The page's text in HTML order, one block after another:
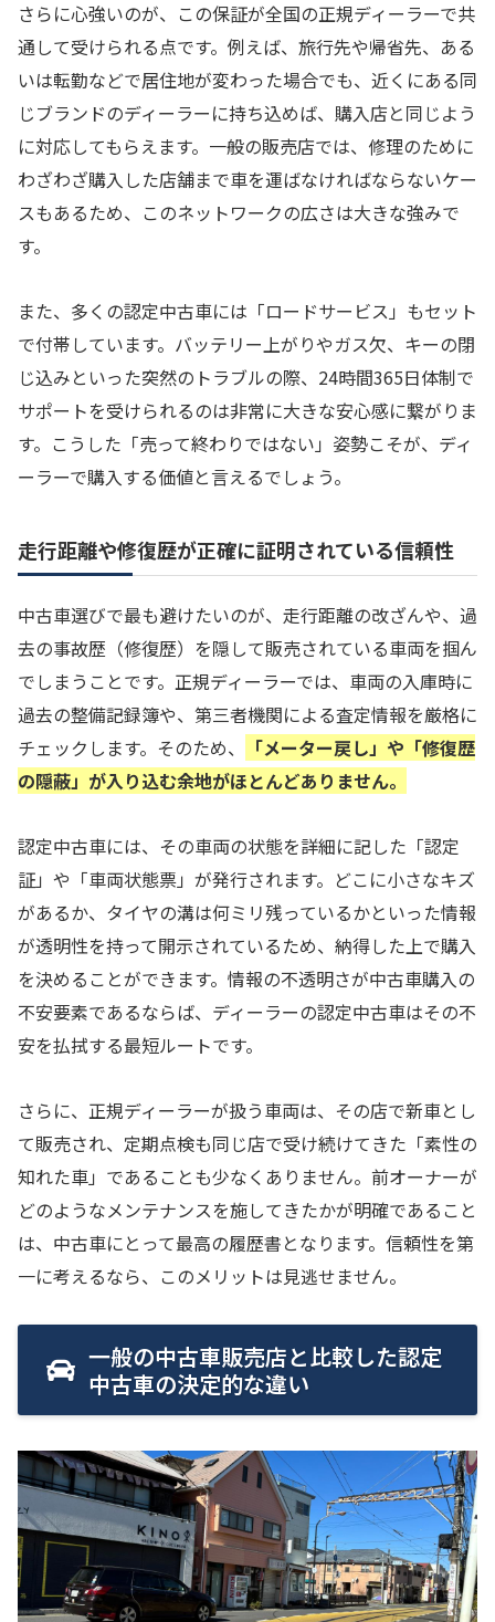
さらに心強いのが、この保証が全国の正規ディーラーで共
通して受けられる点です。例えば、旅行先や帰省先、ある
いは転勤などで居住地が変わった場合でも、近くにある同
じブランドのディーラーに持ち込めば、購入店と同じよう
に対応してもらえます。一般の販売店では、修理のために
わざわざ購入した店舗まで車を運ばなければならないケー
スもあるため、このネットワークの広さは大きな強みで
す。
また、多くの認定中古車には「ロードサービス」もセット
で付帯しています。バッテリー上がりやガス欠、キーの閉
じ込みといった突然のトラブルの際、24時間365日体制で
サポートを受けられるのは非常に大きな安心感に繋がりま
す。こうした「売って終わりではない」姿勢こそが、ディ
ーラーで購入する価値と言えるでしょう。
走行距離や修復歴が正確に証明されている信頼性
中古車選びで最も避けたいのが、走行距離の改ざんや、過
去の事故歴（修復歴）を隠して販売されている車両を掴ん
でしまうことです。正規ディーラーでは、車両の入庫時に
過去の整備記録簿や、第三者機関による査定情報を厳格に
チェックします。そのため、
「メーター戻し」や「修復歴
の隠蔽」が入り込む余地がほとんどありません。
認定中古車には、その車両の状態を詳細に記した「認定
証」や「車両状態票」が発行されます。どこに小さなキズ
があるか、タイヤの溝は何ミリ残っているかといった情報
が透明性を持って開示されているため、納得した上で購入
を決めることができます。情報の不透明さが中古車購入の
不安要素であるならば、ディーラーの認定中古車はその不
安を払拭する最短ルートです。
さらに、正規ディーラーが扱う車両は、その店で新車とし
て販売され、定期点検も同じ店で受け続けてきた「素性の
知れた車」であることも少なくありません。前オーナーが
どのようなメンテナンスを施してきたかが明確であること
は、中古車にとって最高の履歴書となります。信頼性を第
一に考えるなら、このメリットは見逃せません。
一般の中古車販売店と比較した認定
中古車の決定的な違い